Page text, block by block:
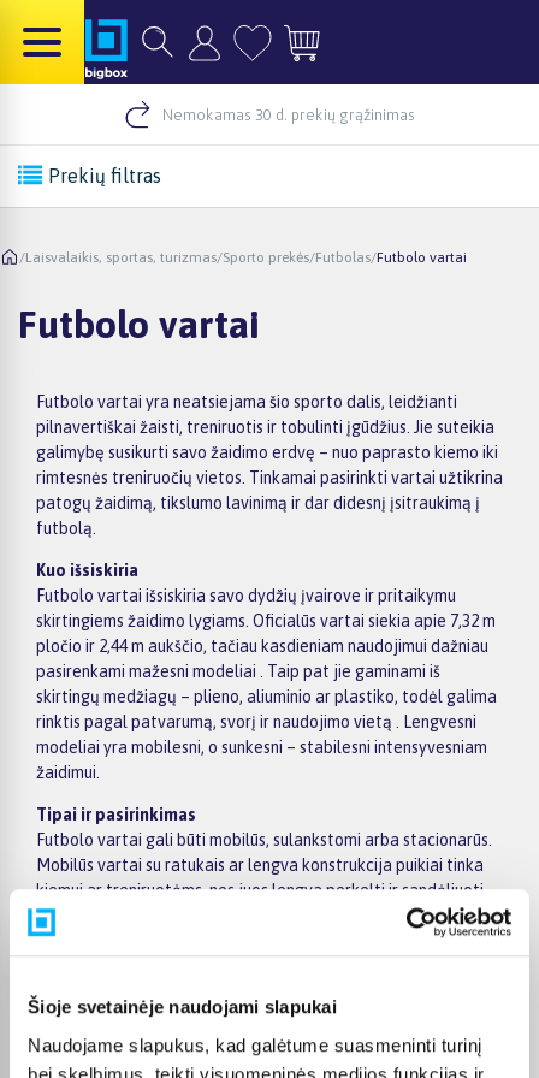
Šioje svetainėje naudojami slapukai
Naudojame slapukus, kad galėtume suasmeninti turinį
bei skelbimus, teikti visuomeninės medijos funkcijas ir
Nemokamas 30 d. prekių grąžinimas
Prekių filtras
/Laisvalaikis, sportas, turizmas/Sporto prekės/Futbolas/Futbolo vartai
Futbolo vartai
Futbolo vartai yra neatsiejama šio sporto dalis, leidžianti
pilnavertiškai žaisti, treniruotis ir tobulinti įgūdžius. Jie suteikia
galimybę susikurti savo žaidimo erdvę – nuo paprasto kiemo iki
rimtesnės treniruočių vietos. Tinkamai pasirinkti vartai užtikrina
patogų žaidimą, tikslumo lavinimą ir dar didesnį įsitraukimą į
futbolą.
Kuo išsiskiria
Futbolo vartai išsiskiria savo dydžių įvairove ir pritaikymu
skirtingiems žaidimo lygiams. Oficialūs vartai siekia apie 7,32 m
pločio ir 2,44 m aukščio, tačiau kasdieniam naudojimui dažniau
pasirenkami mažesni modeliai . Taip pat jie gaminami iš
skirtingų medžiagų – plieno, aliuminio ar plastiko, todėl galima
rinktis pagal patvarumą, svorį ir naudojimo vietą . Lengvesni
modeliai yra mobilesni, o sunkesni – stabilesni intensyvesniam
žaidimui.
Tipai ir pasirinkimas
Futbolo vartai gali būti mobilūs, sulankstomi arba stacionarūs.
Mobilūs vartai su ratukais ar lengva konstrukcija puikiai tinka
kiemui ar treniruotėms, nes juos lengva perkelti ir sandėliuoti.
Sulankstomi modeliai dažnai pasirenkami vaikams ar
laisvalaikiui, nes juos galima greitai surinkti ir išardyti.
ilgesniam naudojimui ir labiau tinka intensyviam žaidimui.
Renkantis svarbu atsižvelgti į dydį, medžiagą, stabilumą ir
naudojimo vietą – mažesnei erdvei pakaks kompaktiško
varianto, o rimtesniam žaidimui verta rinktis didesnius ir